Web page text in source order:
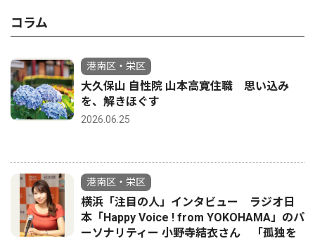
コラム
港南区・栄区
大久保山 自性院 山本高寛住職 思い込み
を、解きほぐす
2026.06.25
港南区・栄区
横浜「注目の人」インタビュー ラジオ日
本「Happy Voice ! from YOKOHAMA」のパ
ーソナリティー 小野寺結衣さん 「孤独を